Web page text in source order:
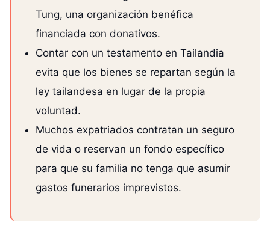
Tung, una organización benéfica
financiada con donativos.
Contar con un testamento en Tailandia
evita que los bienes se repartan según la
ley tailandesa en lugar de la propia
voluntad.
Muchos expatriados contratan un seguro
de vida o reservan un fondo específico
para que su familia no tenga que asumir
gastos funerarios imprevistos.